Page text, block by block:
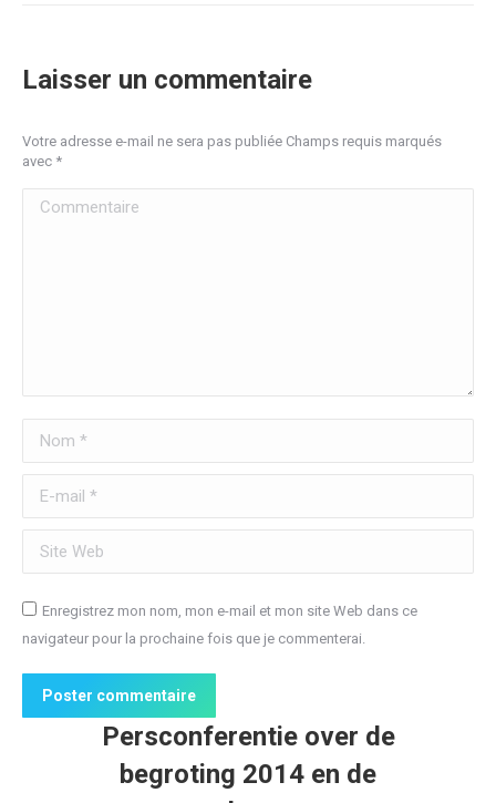
Laisser un commentaire
Votre adresse e-mail ne sera pas publiée Champs requis marqués
avec *
Commentaire
Nom *
E-mail *
Site Web
Enregistrez mon nom, mon e-mail et mon site Web dans ce
navigateur pour la prochaine fois que je commenterai.
Poster commentaire
Persconferentie over de
begroting 2014 en de